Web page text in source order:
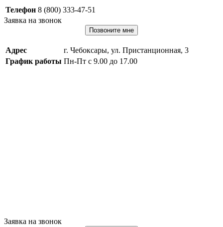
Телефон 8 (800) 333-47-51
Заявка на звонок
Позвоните мне
Адрес
г. Чебоксары, ул. Пристанционная, 3
График работы Пн-Пт с 9.00 до 17.00
Заявка на звонок